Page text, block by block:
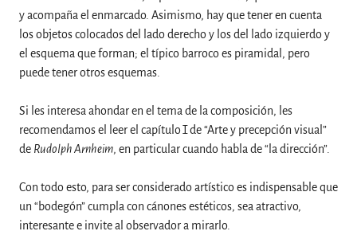
y acompaña el enmarcado. Asimismo, hay que tener en cuenta
los objetos colocados del lado derecho y los del lado izquierdo y
el esquema que forman; el típico barroco es piramidal, pero
puede tener otros esquemas.
Si les interesa ahondar en el tema de la composición, les
recomendamos el leer el capítulo I de “Arte y precepción visual”
de Rudolph Arnheim, en particular cuando habla de “la dirección”.
Con todo esto, para ser considerado artístico es indispensable que
un “bodegón” cumpla con cánones estéticos, sea atractivo,
interesante e invite al observador a mirarlo.